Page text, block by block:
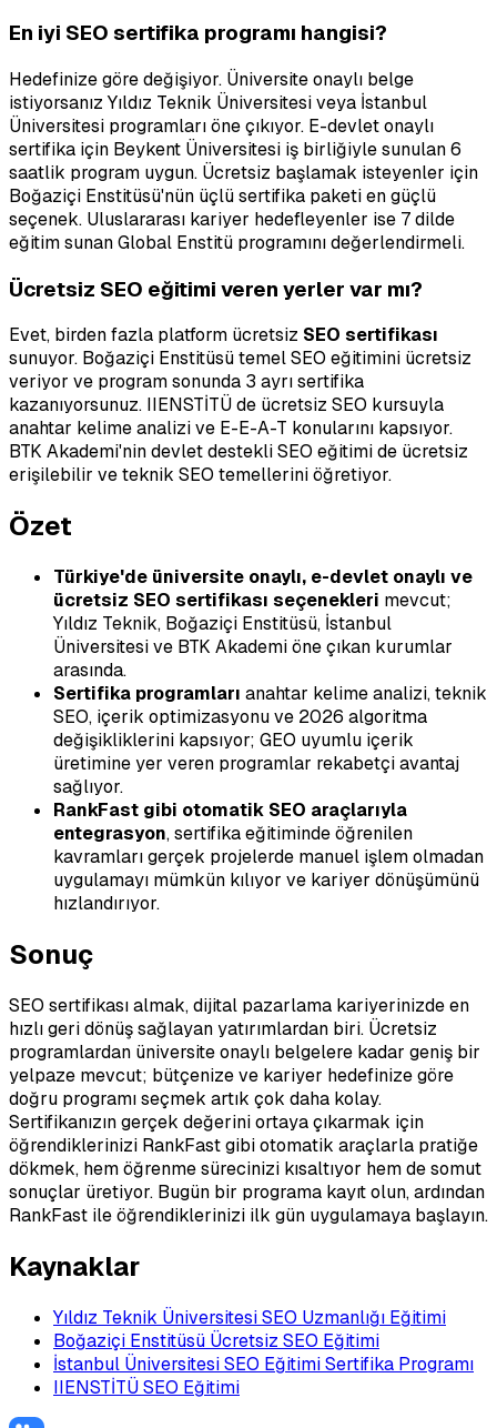
En iyi SEO sertifika programı hangisi?
Hedefinize göre değişiyor. Üniversite onaylı belge
istiyorsanız Yıldız Teknik Üniversitesi veya İstanbul
Üniversitesi programları öne çıkıyor. E-devlet onaylı
sertifika için Beykent Üniversitesi iş birliğiyle sunulan 6
saatlik program uygun. Ücretsiz başlamak isteyenler için
Boğaziçi Enstitüsü'nün üçlü sertifika paketi en güçlü
seçenek. Uluslararası kariyer hedefleyenler ise 7 dilde
eğitim sunan Global Enstitü programını değerlendirmeli.
Ücretsiz SEO eğitimi veren yerler var mı?
Evet, birden fazla platform ücretsiz SEO sertifikası
sunuyor. Boğaziçi Enstitüsü temel SEO eğitimini ücretsiz
veriyor ve program sonunda 3 ayrı sertifika
kazanıyorsunuz. IIENSTİTÜ de ücretsiz SEO kursuyla
anahtar kelime analizi ve E-E-A-T konularını kapsıyor.
BTK Akademi'nin devlet destekli SEO eğitimi de ücretsiz
erişilebilir ve teknik SEO temellerini öğretiyor.
Özet
Türkiye'de üniversite onaylı, e-devlet onaylı ve
ücretsiz SEO sertifikası seçenekleri mevcut;
Yıldız Teknik, Boğaziçi Enstitüsü, İstanbul
Üniversitesi ve BTK Akademi öne çıkan kurumlar
arasında.
Sertifika programları anahtar kelime analizi, teknik
SEO, içerik optimizasyonu ve 2026 algoritma
değişikliklerini kapsıyor; GEO uyumlu içerik
üretimine yer veren programlar rekabetçi avantaj
sağlıyor.
RankFast gibi otomatik SEO araçlarıyla
entegrasyon, sertifika eğitiminde öğrenilen
kavramları gerçek projelerde manuel işlem olmadan
uygulamayı mümkün kılıyor ve kariyer dönüşümünü
hızlandırıyor.
Sonuç
SEO sertifikası almak, dijital pazarlama kariyerinizde en
hızlı geri dönüş sağlayan yatırımlardan biri. Ücretsiz
programlardan üniversite onaylı belgelere kadar geniş bir
yelpaze mevcut; bütçenize ve kariyer hedefinize göre
doğru programı seçmek artık çok daha kolay.
Sertifikanızın gerçek değerini ortaya çıkarmak için
öğrendiklerinizi RankFast gibi otomatik araçlarla pratiğe
dökmek, hem öğrenme sürecinizi kısaltıyor hem de somut
sonuçlar üretiyor. Bugün bir programa kayıt olun, ardından
RankFast ile öğrendiklerinizi ilk gün uygulamaya başlayın.
Kaynaklar
Yıldız Teknik Üniversitesi SEO Uzmanlığı Eğitimi
Boğaziçi Enstitüsü Ücretsiz SEO Eğitimi
İstanbul Üniversitesi SEO Eğitimi Sertifika Programı
IIENSTİTÜ SEO Eğitimi